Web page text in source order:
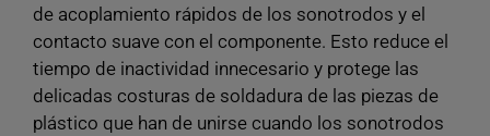
de acoplamiento rápidos de los sonotrodos y el
contacto suave con el componente. Esto reduce el
tiempo de inactividad innecesario y protege las
delicadas costuras de soldadura de las piezas de
plástico que han de unirse cuando los sonotrodos